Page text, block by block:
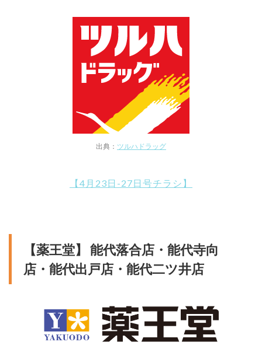
出典： ツルハドラッグ
【4月23日-27日号チラシ】
【薬王堂】 能代落合店・能代寺向
店・能代出戸店・能代二ツ井店